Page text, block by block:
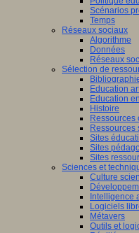
Scénarios
Temps
Réseaux sociaux
Algorithme
Données
Réseaux
Sélection de
Education
Education
Histoire
Ressources
Ressources
Sites
Sites
Sites
Sciences et
Culture
Intelligence
Logiciels
Métavers
Outils et